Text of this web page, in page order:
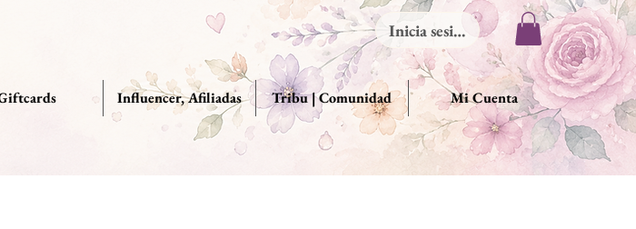
Inicia sesión
Influencer, Afiliadas Tribu | Comunidad Mi Cuenta